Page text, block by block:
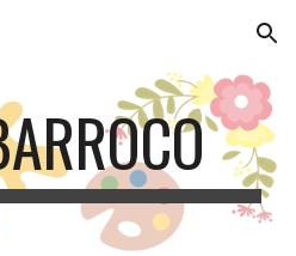
Skip to navigation